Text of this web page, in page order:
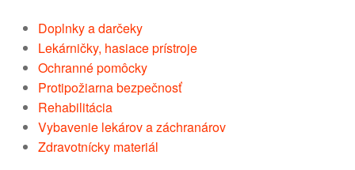
Doplnky a darčeky
Lekárničky, hasiace prístroje
Ochranné pomôcky
Protipožiarna bezpečnosť
Rehabilitácia
Vybavenie lekárov a záchranárov
Zdravotnícky materiál